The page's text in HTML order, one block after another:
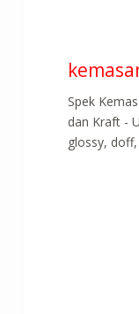
Spek
dan Kraft -
glossy,